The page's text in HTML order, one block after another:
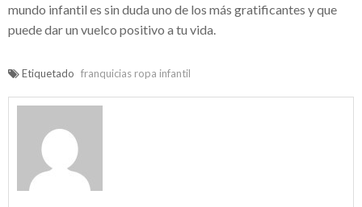
Tablas paddle surf hinchables – Deportes
¿Quién es el empresario Salvador Oñate
Ascencio?
Golf courses in Spain – Criterios para
escoger el mejor
Éxito seguro con el Software de gestión
mundo infantil es sin duda uno de los más gratificantes y que
puede dar un vuelco positivo a tu vida.
Etiquetado franquicias ropa infantil